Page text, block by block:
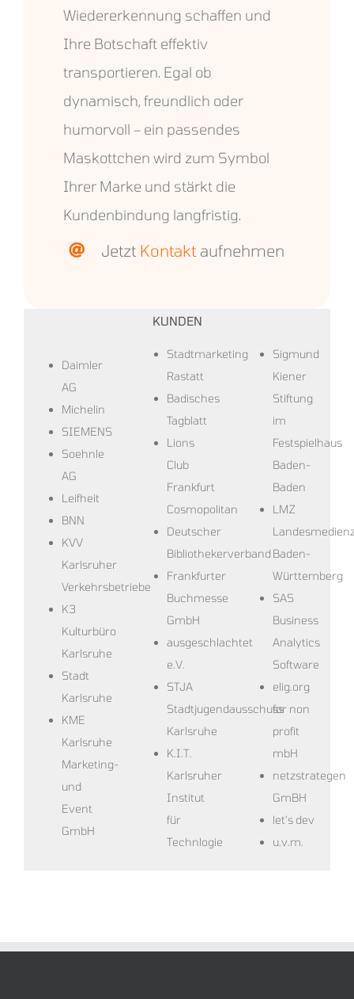
Wiedererkennung schaffen und
Ihre Botschaft effektiv
transportieren. Egal ob
dynamisch, freundlich oder
humorvoll – ein passendes
Maskottchen wird zum Symbol
Ihrer Marke und stärkt die
Kundenbindung langfristig.
Jetzt Kontaktaufnehmen
KUNDEN
Daimler
AG
Michelin
SIEMENS
Soehnle
AG
Leifheit
BNN
KVV
Karlsruher
Verkehrsbetriebe
K3
Kulturbüro
Karlsruhe
Stadt
Karlsruhe
KME
Karlsruhe
Marketing-
und
Event
GmbH
Stadtmarketing
Rastatt
Badisches
Tagblatt
Lions
Club
Frankfurt
Cosmopolitan
Deutscher
Bibliothekerverband
Frankfurter
Buchmesse
GmbH
ausgeschlachtet
e.V.
STJA
Stadtjugendausschuss
Karlsruhe
K.I.T.
Karlsruher
Institut
für
Technlogie
Sigmund
Kiener
Stiftung
im
Festspielhaus
Baden-
Baden
LMZ
Baden-
Württemberg
SAS
Business
Analytics
Software
elig.org
for non
profit
mbH
netzstrategen
GmBH
let’s dev
u.v.m.